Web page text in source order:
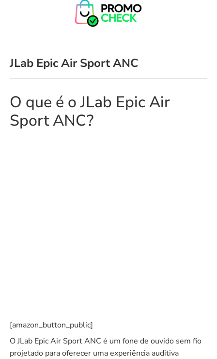
JLab Epic Air Sport ANC
O que é o JLab Epic Air
Sport ANC?
[amazon_button_public]
O JLab Epic Air Sport ANC é um fone de ouvido sem fio
projetado para oferecer uma experiência auditiva